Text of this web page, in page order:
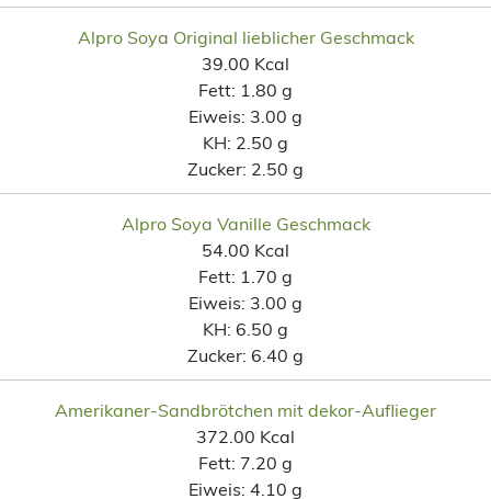
Alpro Soya Original lieblicher Geschmack
39.00 Kcal
Fett: 1.80 g
Eiweis: 3.00 g
KH: 2.50 g
Zucker: 2.50 g
Alpro Soya Vanille Geschmack
54.00 Kcal
Fett: 1.70 g
Eiweis: 3.00 g
KH: 6.50 g
Zucker: 6.40 g
Amerikaner-Sandbrötchen mit dekor-Auflieger
372.00 Kcal
Fett: 7.20 g
Eiweis: 4.10 g